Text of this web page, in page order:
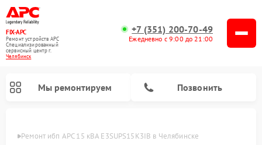
FIX-APC
Ремонт устройств APC
Специализированный
cервисный центр г.
Челябинск
+7 (351) 200-70-49
Ежедневно с 9:00 до 21:00
Мы ремонтируем Позвонить
Ремонт ибп APC 15 кВА E3SUPS15K3IB в Челябинске